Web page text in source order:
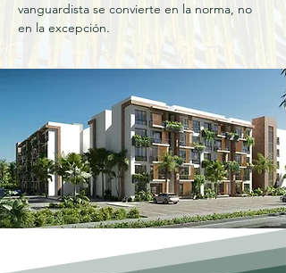
vanguardista se convierte en la norma, no
en la excepción.